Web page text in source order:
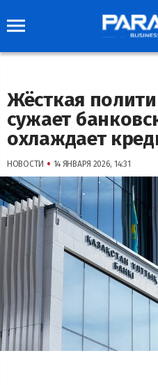
Жёсткая
сужает
охлаждает
НОВОСТИ • 14 ЯНВАРЯ 2026, 14:31